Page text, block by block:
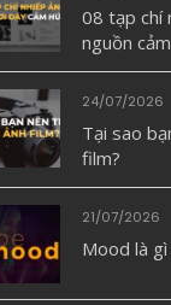
08 tạp chí
nguồn
24/07/2026
Tại sao
film?
21/07/2026
Mood là gì